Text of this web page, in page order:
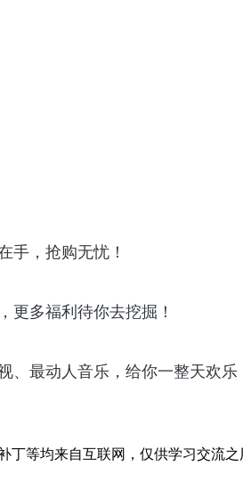
手，抢购无忧！
更多福利待你去挖掘！
、最动人音乐，给你一整天欢乐
等均来自互联网，仅供学习交流